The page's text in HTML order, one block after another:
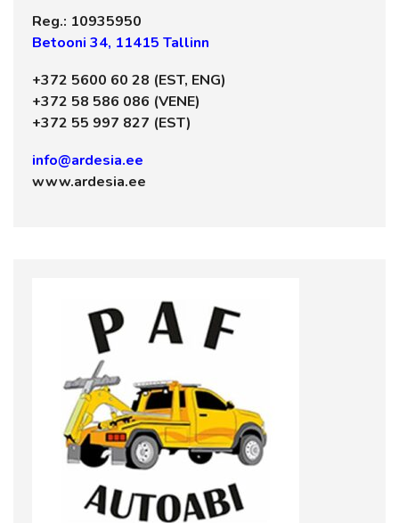
Reg.: 10935950
Betooni 34, 11415 Tallinn
+372 5600 60 28 (EST, ENG)
+372 58 586 086 (VENE)
+372 55 997 827 (EST)
info@ardesia.ee
www.ardesia.ee